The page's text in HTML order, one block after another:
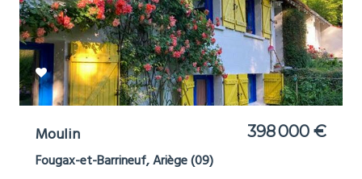
Moulin 398 000 €
Fougax-et-Barrineuf, Ariège (09)